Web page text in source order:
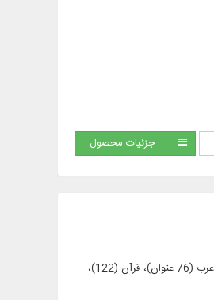
جزئیات محصول
متن کامل 655 عنوان کتاب در 1833 جلد به زبان عربی و فارسی (461 عنوان کتاب عربی و 195 عنوان کتاب فارسی) شامل موضوعات: ادبیات عرب (76 عنوان)، قرآن (122)،